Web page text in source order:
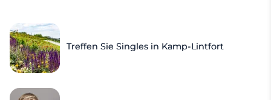
Treffen Sie Singles in Kamp-Lintfort